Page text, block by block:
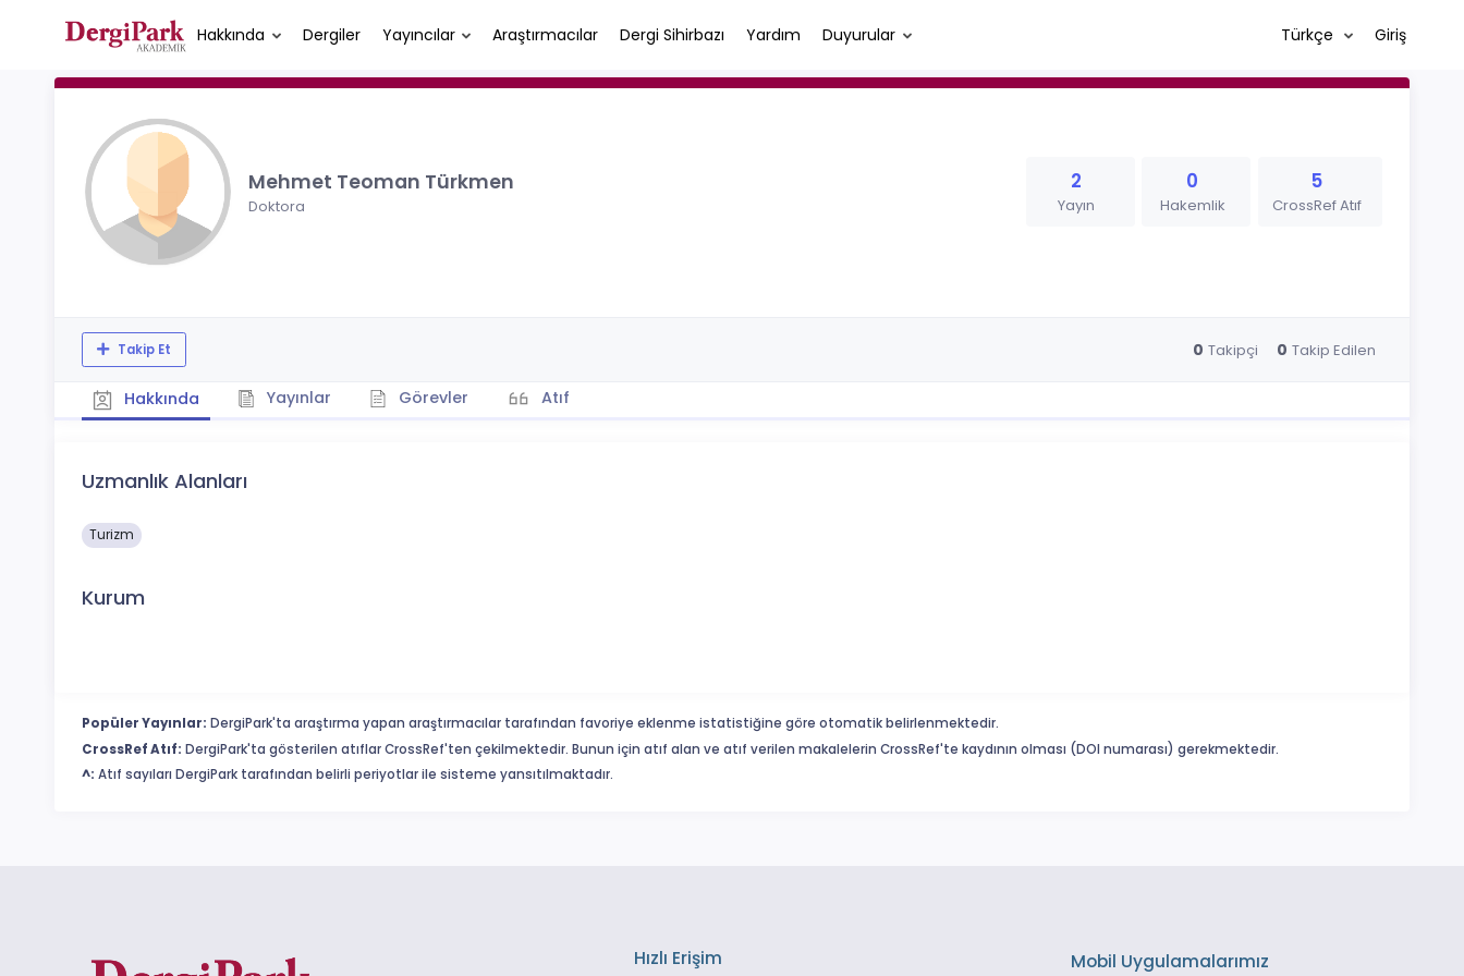
Hakkında Dergiler Yayıncılar Araştırmacılar Dergi Sihirbazı Yardım Duyurular Türkçe Giriş
Mehmet Teoman Türkmen
Doktora
2
Yayın
0
Hakemlik
5
CrossRef Atıf
Takip Et 0 Takipçi 0 Takip Edilen
Hakkında Yayınlar Görevler Atıf
Uzmanlık Alanları
Turizm
Kurum
Popüler Yayınlar: DergiPark'ta araştırma yapan araştırmacılar tarafından favoriye eklenme istatistiğine göre otomatik belirlenmektedir.
CrossRef Atıf: DergiPark'ta gösterilen atıflar CrossRef'ten çekilmektedir. Bunun için atıf alan ve atıf verilen makalelerin CrossRef'te kaydının olması (DOI numarası) gerekmektedir.
^: Atıf sayıları DergiPark tarafından belirli periyotlar ile sisteme yansıtılmaktadır.
Hızlı Erişim Mobil Uygulamalarımız